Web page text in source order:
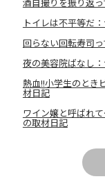
トイレは不平等だ
回らない回転寿司
夜の美容院ばなし
熱血!!小学生のと
材日記
ワイン嬢と呼ばれ
の取材日記